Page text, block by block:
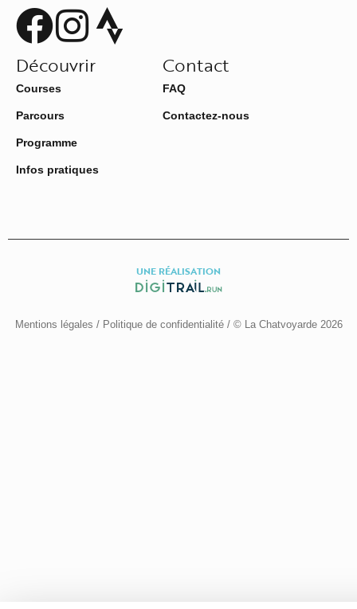
Découvrir
Courses
Parcours
Programme
Infos pratiques
Contact
FAQ
Contactez-nous
UNE RÉALISATION
Mentions légales /Politique de confidentialité/ © La Chatvoyarde 2026